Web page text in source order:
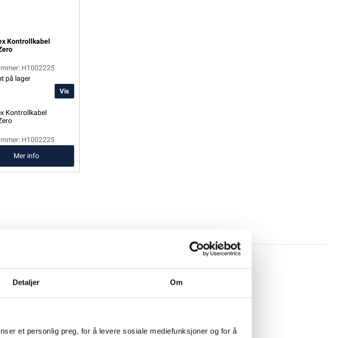
Detaljer Om
et personlig preg, for å levere sosiale mediefunksjoner og for å
Kontrollkabel
H1002225
på lager
Vis
Kontrollkabel
H1002225
Mer info